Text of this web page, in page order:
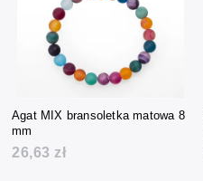
Agat MIX bransoletka matowa 8
mm
26,63 zł